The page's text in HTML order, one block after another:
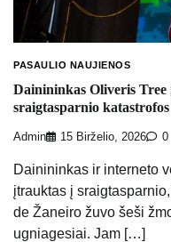
PASAULIO NAUJIENOS
Dainininkas Oliveris
sraigtasparnio
Admin 15 Birželio, 2026 0
Dainininkas ir interneto
įtrauktas į
de Žaneiro žuvo šeši
ugniagesiai. Jam […]